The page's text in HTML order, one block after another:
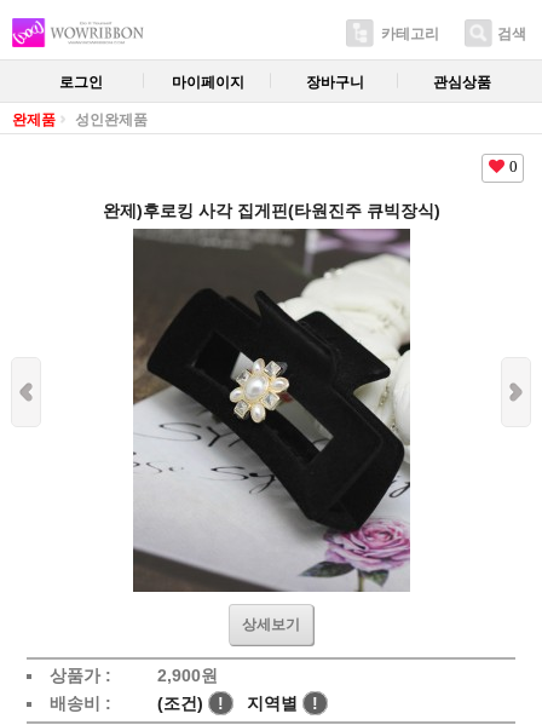
카테고리 검색
로그인 마이페이지 장바구니 관심상품
완제품 성인완제품
0
완제)후로킹 사각 집게핀(타원진주 큐빅장식)
상세보기
상품가 : 2,900원
배송비 :
(조건) ! 지역별 !